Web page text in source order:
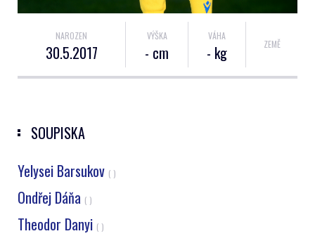
NAROZEN
30.5.2017
VÝŠKA
- cm
VÁHA
- kg ZEMĚ
SOUPISKA
Yelysei Barsukov ( )
Ondřej Dáňa ( )
Theodor Danyi ( )